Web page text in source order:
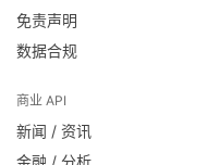
免责声明
数据合规
商业 API
新闻 / 资讯
金融 / 分析